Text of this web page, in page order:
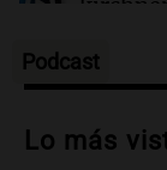
Episodios
Audio.
la
Podcast
Lo más